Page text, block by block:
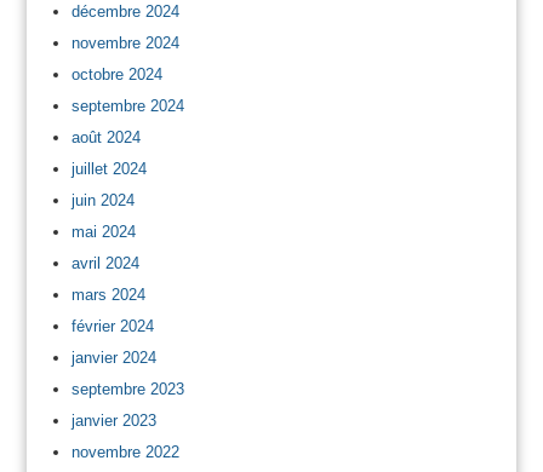
décembre 2024
novembre 2024
octobre 2024
septembre 2024
août 2024
juillet 2024
juin 2024
mai 2024
avril 2024
mars 2024
février 2024
janvier 2024
septembre 2023
janvier 2023
novembre 2022